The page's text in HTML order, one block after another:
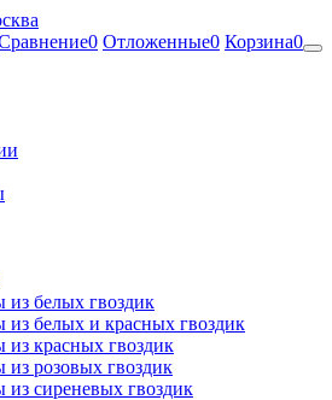
0 Отложенные0 Корзина0
из белых гвоздик
из белых и красных гвоздик
из красных гвоздик
из розовых гвоздик
из сиреневых гвоздик